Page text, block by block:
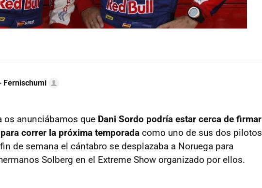
Fernischumi
os anunciábamos que Dani Sordo podría estar cerca de firmar
correr la próxima temporada como uno de sus dos pilotos
de semana el cántabro se desplazaba a Noruega para
Solberg en el Extreme Show organizado por ellos.